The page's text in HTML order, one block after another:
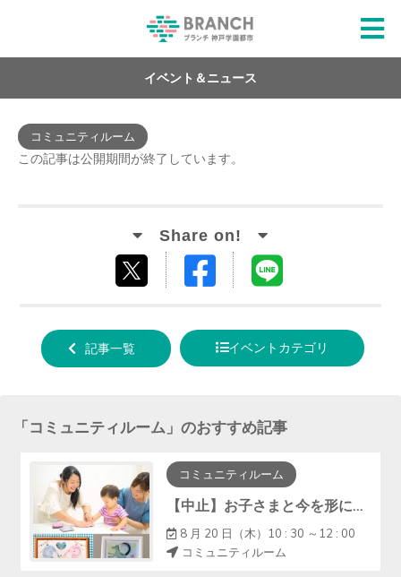
イベント＆ニュース
コミュニティルーム
この記事は公開期間が終了しています。
する
Facebook
る
記事一覧 イベントカテゴリ
「コミュニティルーム 」のおすすめ記事
コミュニティルーム
【中止】お子さまと今を形に『手形アート・ﾌｧｰｽﾄｶｯﾄｱｰﾄ』
8 月 20 日（木）10 : 30 ～12 : 00
コミュニティルーム